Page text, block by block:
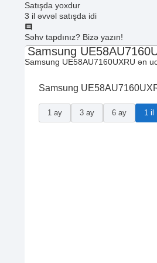
Satışda yoxdur
3 il əvvəl satışda idi
Səhv tapdınız? Bizə yazın!
Samsung
Samsung UE58AU7160UXRU ən
Samsung
1 ay 3 ay 6 ay 1 il